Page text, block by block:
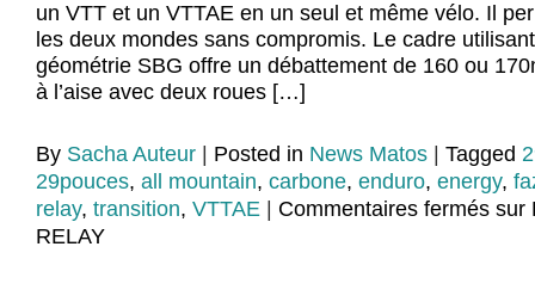
un VTT et un VTTAE en un seul et même vélo. Il
les deux mondes sans compromis. Le cadre
géométrie SBG offre un débattement de 160 ou
à l’aise avec deux roues […]
By Sacha Auteur Posted in News Matos Tagged
29pouces, all mountain, carbone, enduro, energy,
relay, transition, VTTAE Commentaires fermés sur
RELAY